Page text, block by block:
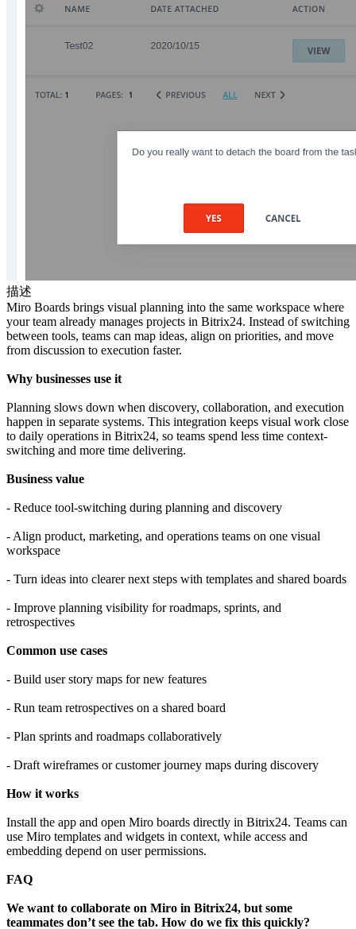
描述
Miro Boards brings visual planning into the same workspace where
your team already manages projects in Bitrix24. Instead of switching
between tools, teams can map ideas, align on priorities, and move
from discussion to execution faster.
Why businesses use it
Planning slows down when discovery, collaboration, and execution
happen in separate systems. This integration keeps visual work close
to daily operations in Bitrix24, so teams spend less time context-
switching and more time delivering.
Business value
- Reduce tool-switching during planning and discovery
- Align product, marketing, and operations teams on one visual
workspace
- Turn ideas into clearer next steps with templates and shared boards
- Improve planning visibility for roadmaps, sprints, and
retrospectives
Common use cases
- Build user story maps for new features
- Run team retrospectives on a shared board
- Plan sprints and roadmaps collaboratively
- Draft wireframes or customer journey maps during discovery
How it works
Install the app and open Miro boards directly in Bitrix24. Teams can
use Miro templates and widgets in context, while access and
embedding depend on user permissions.
FAQ
We want to collaborate on Miro in Bitrix24, but some
teammates don’t see the tab. How do we fix this quickly?